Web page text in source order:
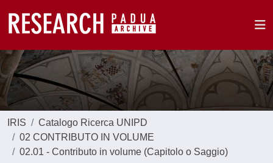
IRIS
Catalogo Ricerca UNIPD
02 CONTRIBUTO IN VOLUME
02.01 - Contributo in volume (Capitolo o Saggio)